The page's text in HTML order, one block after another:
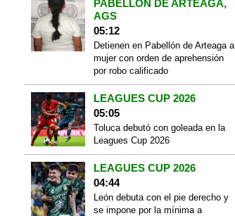
PABELLÓN DE ARTEAGA,
AGS
05:12
Detienen en Pabellón de Arteaga a
mujer con orden de aprehensión
por robo calificado
LEAGUES CUP 2026
05:05
Toluca debutó con goleada en la
Leagues Cup 2026
LEAGUES CUP 2026
04:44
León debuta con el pie derecho y
se impone por la mínima a